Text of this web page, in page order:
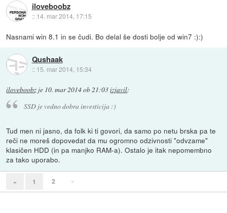
iloveboobz
:: 14. mar 2014, 17:15
Nasnami win 8.1 in se čudi. Bo delal še dosti bolje od win7 :):)
Qushaak
:: 15. mar 2014, 15:34
iloveboobz je 10. mar 2014 ob 21:03izjavil:
SSD je vedno dobra investicija :)
Tud men ni jasno, da folk ki ti govori, da samo po netu brska pa te
reči ne moreš dopovedat da mu ogromno odzivnosti "odvzame"
klasičen HDD (in pa manjko RAM-a). Ostalo je itak nepomembno
za tako uporabo.
« 1 2 »